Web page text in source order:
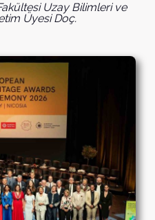
Uzay Bilimleri ve
Üyesi Doç.